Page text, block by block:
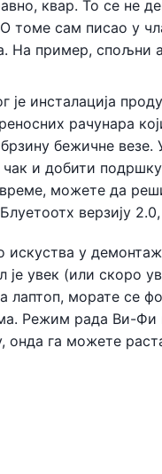
квар. То се не
томе сам писао у
На пример, спољни
је инсталација
рачунара
бежичне
чак и добити
можете да
верзију
у
је увек (или скоро
лаптоп, морате се
Режим рада Ви-Фи
онда га можете